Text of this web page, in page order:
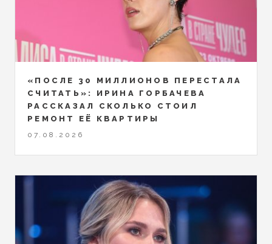
«ПОСЛЕ 30 МИЛЛИОНОВ ПЕРЕСТАЛА
СЧИТАТЬ»: ИРИНА ГОРБАЧЕВА
РАССКАЗАЛ СКОЛЬКО СТОИЛ
РЕМОНТ ЕЁ КВАРТИРЫ
07.08.2026